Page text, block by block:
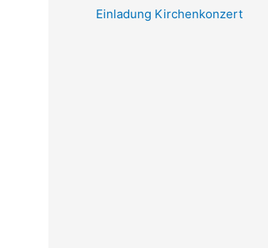
Einladung Kirchenkonzert